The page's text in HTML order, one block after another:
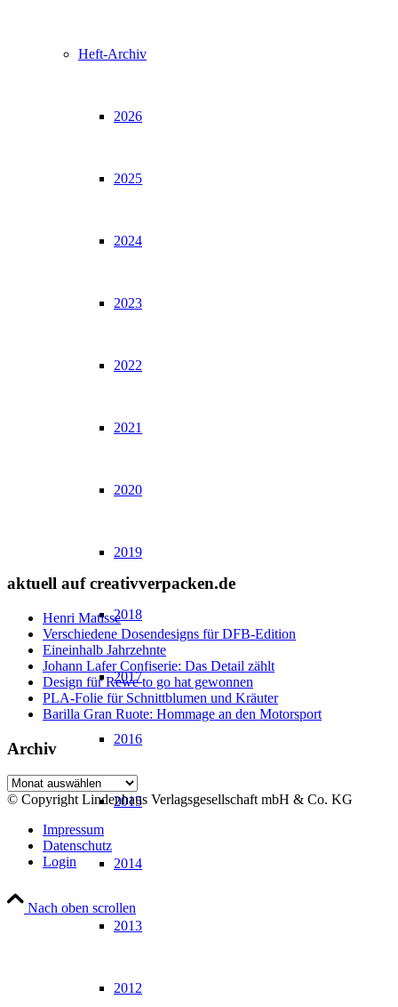
Heft-Archiv
2026
2025
2024
2023
2022
2021
2020
2019
2018
2017
2016
2015
2014
2013
2012
aktuell auf creativverpacken.de
Henri Matisse
Verschiedene Dosendesigns für DFB-Edition
Eineinhalb Jahrzehnte
Johann Lafer Confiserie: Das Detail zählt
Design für Rewe to go hat gewonnen
PLA-Folie für Schnittblumen und Kräuter
Barilla Gran Ruote: Hommage an den Motorsport
Archiv
Archiv
© Copyright Lindenhaus Verlagsgesellschaft mbH & Co. KG
Impressum
Datenschutz
Login
Nach oben scrollen